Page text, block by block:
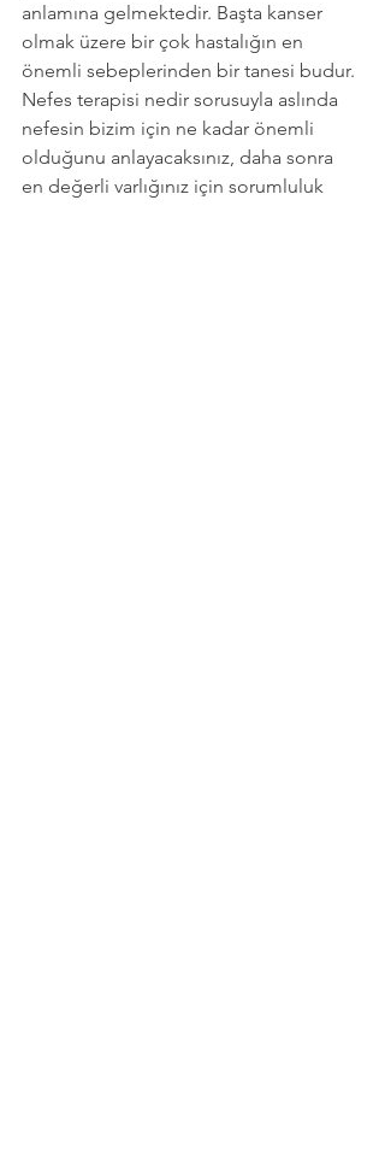
anlamına gelmektedir. Başta kanser
olmak üzere bir çok hastalığın en
önemli sebeplerinden bir tanesi budur.
Nefes terapisi nedir sorusuyla aslında
nefesin bizim için ne kadar önemli
olduğunu anlayacaksınız, daha sonra
en değerli varlığınız için sorumluluk